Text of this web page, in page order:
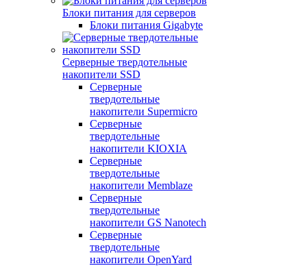
Блоки питания для серверов
Блоки питания Gigabyte
Серверные твердотельные
накопители SSD
Cерверные
твердотельные
накопители Supermicro
Cерверные
твердотельные
накопители KIOXIA
Cерверные
твердотельные
накопители Memblaze
Cерверные
твердотельные
накопители GS Nanotech
Серверные
твердотельные
накопители OpenYard